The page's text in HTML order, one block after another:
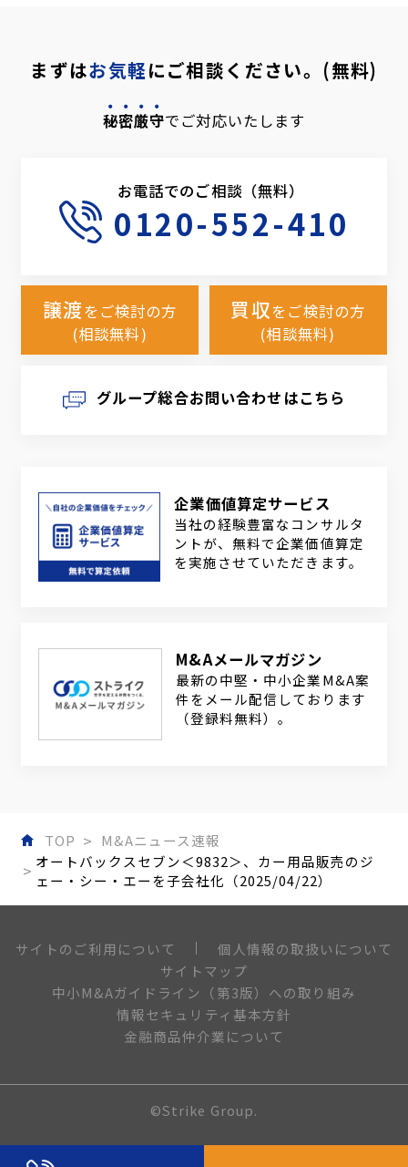
まずはお気軽にご相談ください。(無料)
秘密厳守でご対応いたします
お電話でのご相談（無料）
0120-552-410
譲渡をご検討の方
(相談無料)
買収をご検討の方
(相談無料)
グループ総合お問い合わせはこちら
企業価値算定サービス
当社の経験豊富なコンサルタ
ントが、無料で企業価値算定
を実施させていただきます。
M&Aメールマガジン
最新の中堅・中小企業M&A案
件をメール配信しております
（登録料無料）。
TOP
M&Aニュース速報
オートバックスセブン＜9832＞、カー用品販売のジ
ェー・シー・エーを子会社化（2025/04/22）
サイトのご利用について
個人情報の取扱いについて
サイトマップ
中小M&Aガイドライン（第3版）への取り組み
情報セキュリティ基本方針
金融商品仲介業について
©Strike Group.